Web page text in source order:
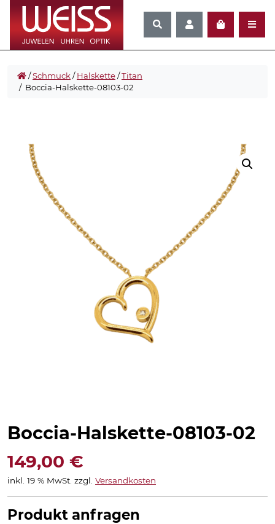
/Schmuck/Halskette/Titan
/ Boccia-Halskette-08103-02
Boccia-Halskette-08103-02
149,00 €
inkl. 19 % MwSt. zzgl. Versandkosten
Produkt anfragen